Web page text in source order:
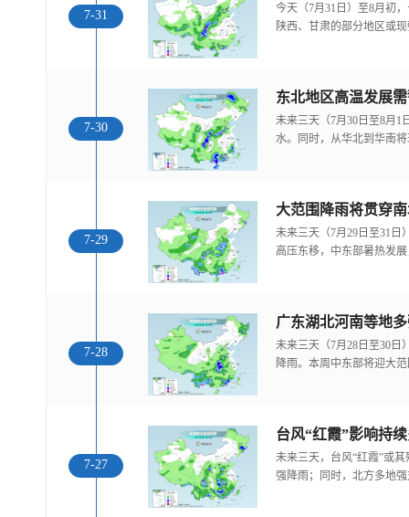
7-31
今天（7月31日）至8月初
陕西、甘肃的部分地区或
7-30
东北地区高温发展
未来三天（7月30日至8月1
水。同时，从华北到华南
7-29
大范围降雨将贯穿
未来三天（7月29日至31日
高压东移，中东部暑热发
7-28
广东湖北河南等地
未来三天（7月28日至30日
降雨。本周中东部将迎大
7-27
未来三天，台风“红霞”或
强降雨；同时，北方多地